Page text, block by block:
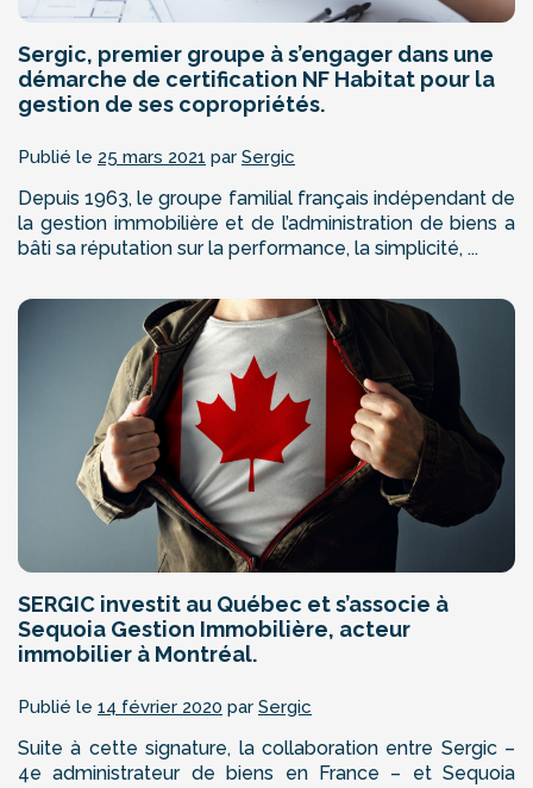
Sergic, premier groupe à s’engager dans une
démarche de certification NF Habitat pour la
gestion de ses copropriétés.
Publié le 25 mars 2021 par Sergic
Depuis 1963, le groupe familial français indépendant de
la gestion immobilière et de l’administration de biens a
bâti sa réputation sur la performance, la simplicité, ...
SERGIC investit au Québec et s’associe à
Sequoia Gestion Immobilière, acteur
immobilier à Montréal.
Publié le 14 février 2020 par Sergic
Suite à cette signature, la collaboration entre Sergic –
4e administrateur de biens en France – et Sequoia